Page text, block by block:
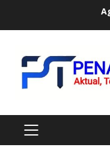
PRIMARY
MENU